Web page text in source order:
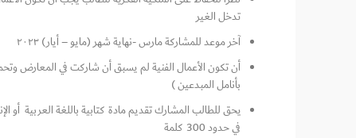
تدخل الغير
آخر موعد للمشاركة مارس -نهاية شهر (مايو – أيار) ٢٠٢٣
بأنامل المبدعين )
يحق للطالب المشارك تقديم مادة كتابية باللغة العربية أو
في حدود 300 كلمة